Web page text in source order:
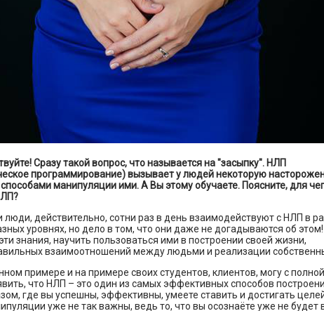
Сразу такой вопрос, что называется на "засыпку". НЛП
программирование) вызывает у людей некоторую
манипуляции ими. А Вы этому обучаете. Поясните, для
действительно, сотни раз в день взаимодействуют с НЛП в
уровнях, но дело в том, что они даже не догадываются об
знания, научить пользоваться ими в построении своей жизни,
взаимоотношений между людьми и реализации
примере и на примере своих студентов, клиентов, могу с полной
что НЛП – это один из самых эффективных способов
где вы успешны, эффективны, умеете ставить и достигать
уже не так важны, ведь то, что вы осознаёте уже не будет